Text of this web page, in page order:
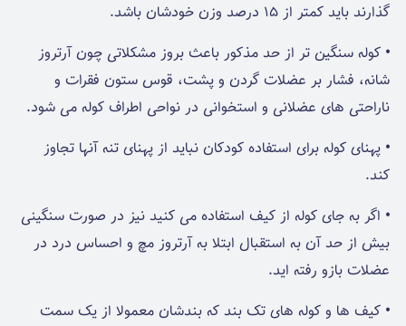
گذارند باید کمتر از 15 درصد وزن خودشان باشد.
• کوله‌ سنگین تر از حد مذکور باعث بروز مشکلاتی چون آرتروز
شانه، فشار بر عضلات گردن و پشت، قوس ستون ‌فقرات و
ناراحتی های عضلانی و استخوانی در نواحی اطراف کوله می شود.
• پهنای کوله برای استفاده‌ کودکان نباید از پهنای تنه‌ آنها تجاوز
کند.
• اگر به جای کوله از کیف استفاده می کنید نیز در صورت سنگینی
بیش از حد آن به استقبال ابتلا به آرتروز مچ و احساس درد در
عضلات بازو رفته اید.
• کیف ها و کوله های تک بند که بندشان معمولا از یک سمت